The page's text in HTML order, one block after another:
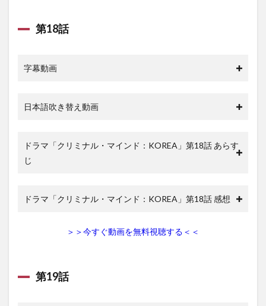
第18話
字幕動画
日本語吹き替え動画
ドラマ「クリミナル・マインド：KOREA」第18話 あらす
じ
ドラマ「クリミナル・マインド：KOREA」第18話 感想
＞＞今すぐ動画を無料視聴する＜＜
第19話